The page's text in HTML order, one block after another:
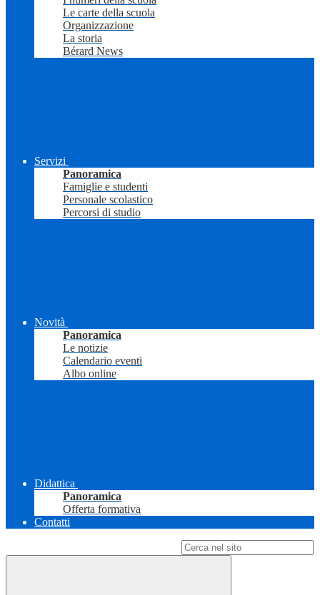
Le carte della scuola
Organizzazione
La storia
Bérard News
Servizi
Panoramica
Famiglie e studenti
Personale scolastico
Percorsi di studio
Novità
Panoramica
Le notizie
Calendario eventi
Albo online
Didattica
Panoramica
Offerta formativa
Contatti